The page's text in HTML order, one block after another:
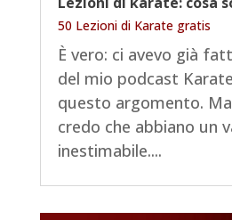
50 Lezioni di Karate gratis
È vero: ci avevo già
del mio podcast
questo argomento.
credo che abbiano un
inestimabile....